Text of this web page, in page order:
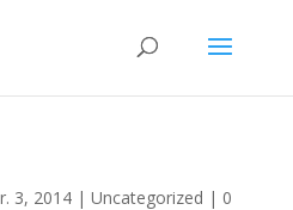
3, 2014| Uncategorized | 0